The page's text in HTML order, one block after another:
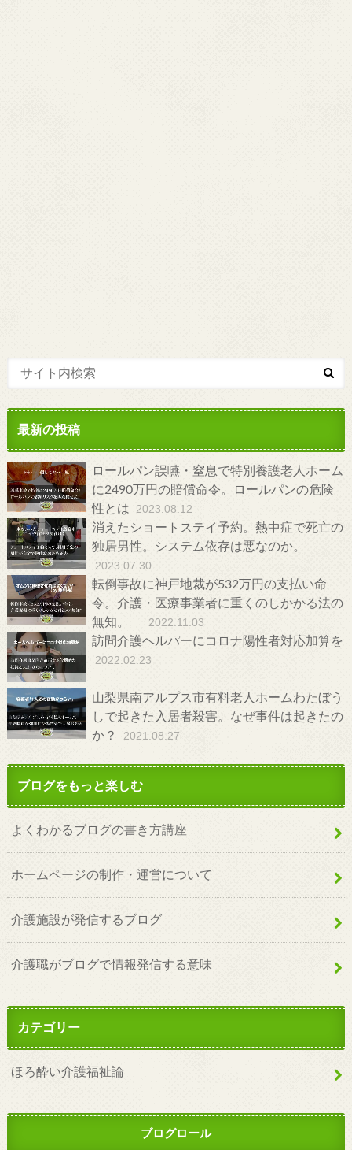
最新の投稿
ロールパン誤嚥・窒息で特別養護老人ホーム
に2490万円の賠償命令。ロールパンの危険
性とは
2023.08.12
消えたショートステイ予約。熱中症で死亡の
独居男性。システム依存は悪なのか。
2023.07.30
転倒事故に神戸地裁が532万円の支払い命
令。介護・医療事業者に重くのしかかる法の
無知。
2022.11.03
訪問介護ヘルパーにコロナ陽性者対応加算を
2022.02.23
山梨県南アルプス市有料老人ホームわたぼう
しで起きた入居者殺害。なぜ事件は起きたの
か？
2021.08.27
ブログをもっと楽しむ
よくわかるブログの書き方講座
ホームページの制作・運営について
介護施設が発信するブログ
介護職がブログで情報発信する意味
カテゴリー
ほろ酔い介護福祉論
ブログロール